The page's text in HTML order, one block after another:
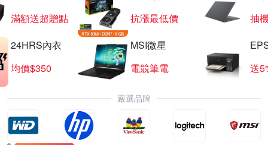
滿額送超贈點
抗漲最低價
抽
24HRS內衣
均價$350
MSI微星
電競筆電
送
嚴選品牌